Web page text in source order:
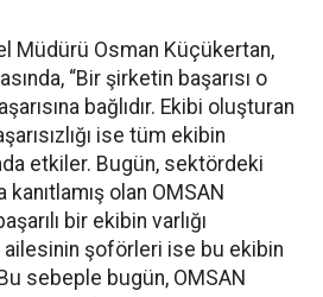
Müdürü Osman Küçükertan,
“Bir şirketin başarısı o
bağlıdır. Ekibi oluşturan
ise tüm ekibin
etkiler. Bugün, sektördeki
kanıtlamış olan OMSAN
bir ekibin varlığı
ailesinin şoförleri ise bu ekibin
sebeple bugün, OMSAN